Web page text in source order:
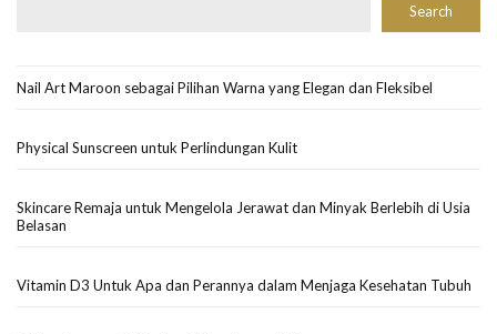
Search
Nail Art Maroon sebagai Pilihan Warna yang Elegan dan Fleksibel
Physical Sunscreen untuk Perlindungan Kulit
Skincare Remaja untuk Mengelola Jerawat dan Minyak Berlebih di Usia
Belasan
Vitamin D3 Untuk Apa dan Perannya dalam Menjaga Kesehatan Tubuh